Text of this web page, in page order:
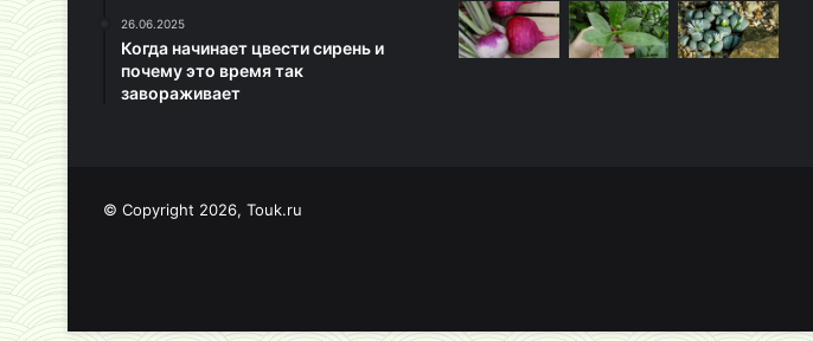
26.06.2025
Когда начинает цвести сирень и
почему это время так
завораживает
© Copyright 2026, Touk.ru